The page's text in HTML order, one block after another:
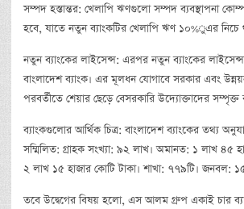
সম্পদ হস্তান্তর: খেলাপি ঋণগুলো সম্পদ ব্যবস্থাপনা
হবে, যাতে নতুন ব্যাংকটির খেলাপি ঋণ ১০%ুএর নিচে
নতুন ব্যাংকের লাইসেন্স: এরপর নতুন ব্যাংকের
বাংলাদেশ ব্যাংক। এর মূলধন যোগাবে সরকার এবং
পরবর্তীতে শেয়ার ছেড়ে বেসরকারি উদ্যোক্তাদের সম্পৃক্ত
ব্যাংকগুলোর আর্থিক চিত্র: বাংলাদেশ ব্যাংকের তথ্য
সম্মিলিত: গ্রাহক সংখ্যা: ৯২ লাখ। অমানত: ১ লাখ ৪৫
২ লাখ ১৫ হাজার কোটি টাকা। শাখা: ৭৭৯টি। জনবল:
তবে উদ্বেগের বিষয় হলো, এস আলম গ্রুপ একাই চার